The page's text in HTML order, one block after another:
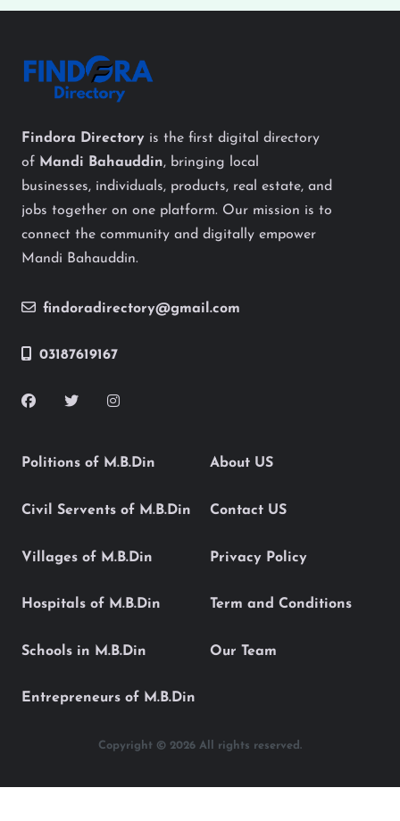
Findora Directory is the first digital directory
of Mandi Bahauddin, bringing local
businesses, individuals, products, real estate, and
jobs together on one platform. Our mission is to
connect the community and digitally empower
Mandi Bahauddin.
findoradirectory@gmail.com
03187619167
Politions of M.B.Din
Civil Servents of M.B.Din
Villages of M.B.Din
Hospitals of M.B.Din
Schools in M.B.Din
Entrepreneurs of M.B.Din
About US
Contact US
Privacy Policy
Term and Conditions
Our Team
Copyright © 2026 All rights reserved.